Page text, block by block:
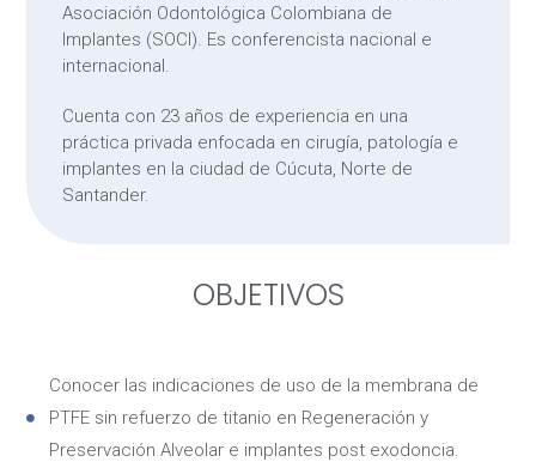
Asociación Odontológica Colombiana de
Implantes (SOCI). Es conferencista nacional e
internacional.
Cuenta con 23 años de experiencia en una
práctica privada enfocada en cirugía, patología e
implantes en la ciudad de Cúcuta, Norte de
Santander.
OBJETIVOS
Conocer las indicaciones de uso de la membrana de
PTFE sin refuerzo de titanio en Regeneración y
Preservación Alveolar e implantes post exodoncia.